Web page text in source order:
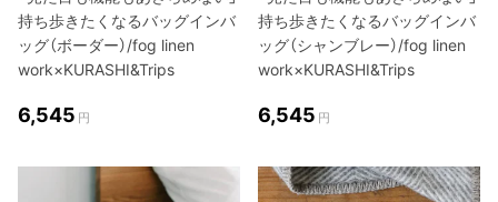
持ち歩きたくなるバッグインバ
ッグ（ボーダー）/fog linen
work×KURASHI&Trips
6,545 円
持ち歩きたくなるバッグインバ
ッグ（シャンブレー）/fog linen
work×KURASHI&Trips
6,545 円